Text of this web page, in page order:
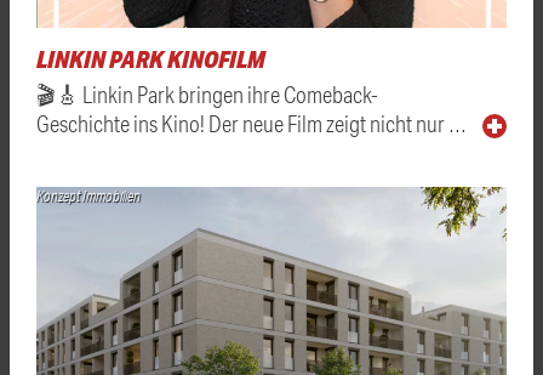
LINKIN PARK KINOFILM
🎬🎸 Linkin Park bringen ihre Comeback-
Geschichte ins Kino! Der neue Film zeigt nicht nur …
Konzept Immobilien